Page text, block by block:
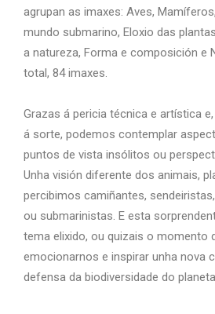
agrupan as imaxes: Aves,
mundo submarino, Eloxio das
a natureza, Forma e composición e
total, 84 imaxes.
Grazas á pericia técnica e artística
á sorte, podemos contemplar
puntos de vista insólitos ou
Unha visión diferente dos animais,
percibimos camiñantes,
ou submarinistas. E esta
tema elixido, ou quizais o momento
emocionarnos e inspirar unha nova
defensa da biodiversidade do